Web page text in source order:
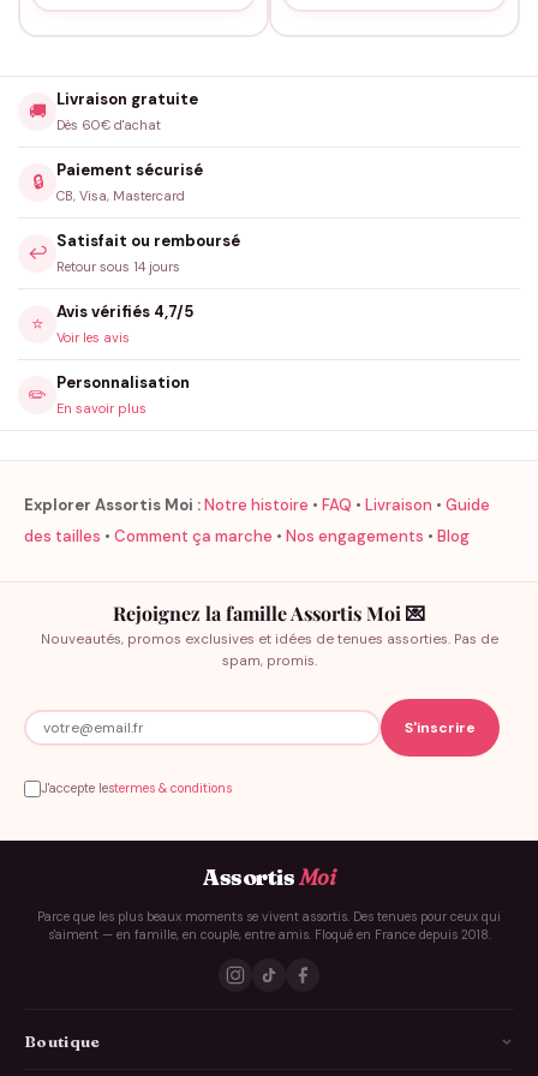
que chaque réveil est aussi frais et invitant que la nuit de
partagez. Offrez-vous ces magnifiques taies d’oreiller pour
couple « A personnaliser » et transformez chaque nuance de
votre vie commune en doux rêves partagés.
🚚
Livraison gratuite
Dès 60€ d'achat
🔒
Paiement sécurisé
CB, Visa, Mastercard
↩️
Satisfait ou remboursé
Retour sous 14 jours
⭐
Avis vérifiés 4,7/5
Voir les avis
✏️
Personnalisation
En savoir plus
Explorer Assortis Moi :Notre histoire • FAQ • Livraison • Guide
des tailles • Comment ça marche • Nos engagements • Blog
Rejoignez la famille Assortis Moi 💌
Nouveautés, promos exclusives et idées de tenues assorties. Pas de
spam, promis.
J'accepte lestermes & conditions
AssortisMoi
Parce que les plus beaux moments se vivent assortis. Des tenues pour ceux qui
s'aiment — en famille, en couple, entre amis. Floqué en France depuis 2018.
Boutique